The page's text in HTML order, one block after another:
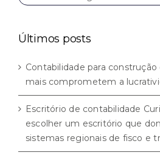
por
Últimos posts
Contabilidade para
mais comprometem a
Escritório de contabilidade
escolher um escritório que
sistemas regionais de fisco e